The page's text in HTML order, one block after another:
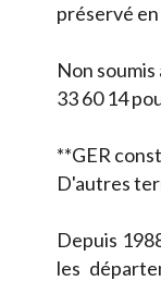
préservé
Non
33 60 14
**GER
D'autres
Depuis
les